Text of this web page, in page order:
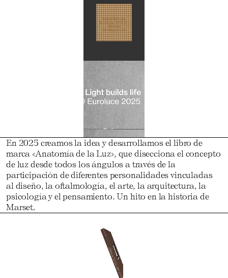
En 2025 creamos la idea y desarrollamos el libro de
marca «Anatomía de la Luz», que disecciona el concepto
de luz desde todos los ángulos a través de la
participación de diferentes personalidades vinculadas
al diseño, la oftalmología, el arte, la arquitectura, la
psicología y el pensamiento. Un hito en la historia de
Marset.